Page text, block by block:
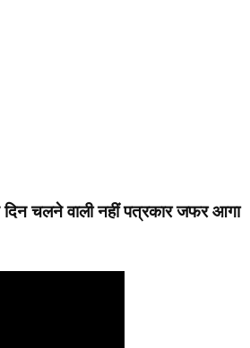
दिन चलने वाली नहीं पत्रकार जफर आगा